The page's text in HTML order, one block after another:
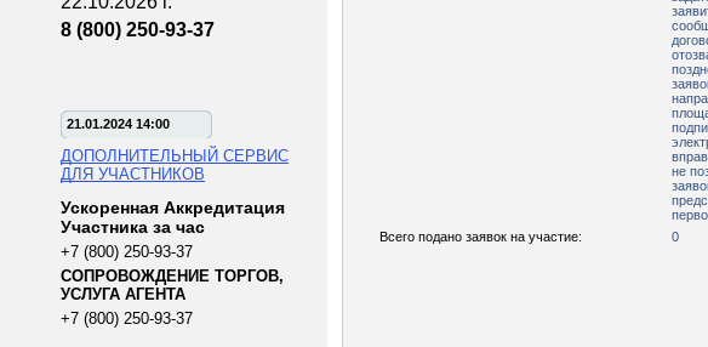
8 (800) 250-93-37
21.01.2024 14:00
ДОПОЛНИТЕЛЬНЫЙ СЕРВИС
ДЛЯ УЧАСТНИКОВ
Ускоренная Аккредитация
Участника за час
+7 (800) 250-93-37
СОПРОВОЖДЕНИЕ ТОРГОВ,
УСЛУГА АГЕНТА
+7 (800) 250-93-37
договора
не
Всего подано заявок на участие: 0